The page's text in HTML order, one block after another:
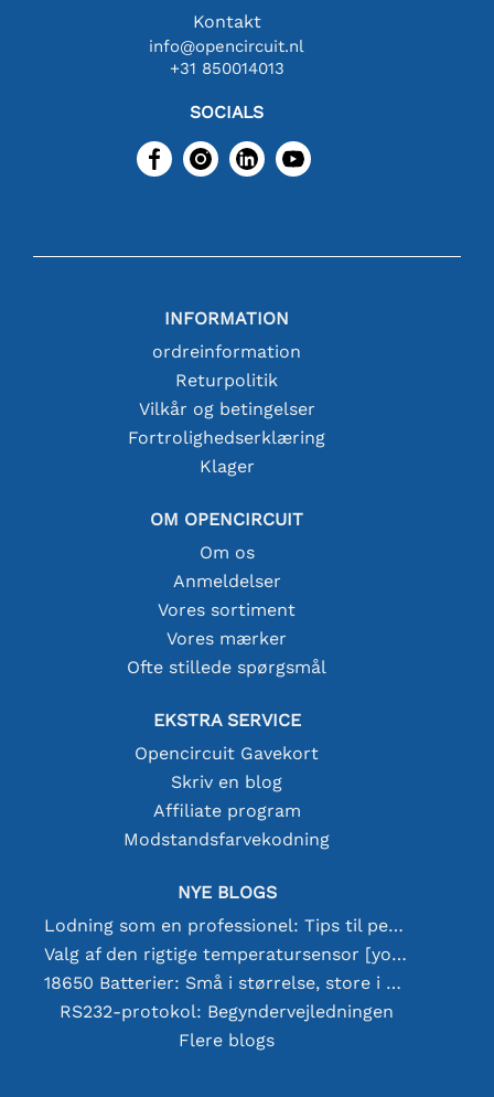
Kontakt
info@opencircuit.nl
+31 850014013
SOCIALS
INFORMATION
ordreinformation
Returpolitik
Vilkår og betingelser
Fortrolighedserklæring
Klager
OM OPENCIRCUIT
Om os
Anmeldelser
Vores sortiment
Vores mærker
Ofte stillede spørgsmål
EKSTRA SERVICE
Opencircuit Gavekort
Skriv en blog
Affiliate program
Modstandsfarvekodning
NYE BLOGS
Lodning som en professionel: Tips til perfekte elektroniske forbindelser
Valg af den rigtige temperatursensor [youtube]
18650 Batterier: Små i størrelse, store i ydeevne
RS232-protokol: Begyndervejledningen
Flere blogs